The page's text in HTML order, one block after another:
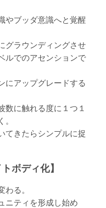
やブッダ意識へと覚醒
グラウンディングさせ
ルでのアセンションで
にアップグレードする
数に触れる度に１つ１
。
てきたらシンプルに捉
ボディ化】
わる。
ニティを形成し始め